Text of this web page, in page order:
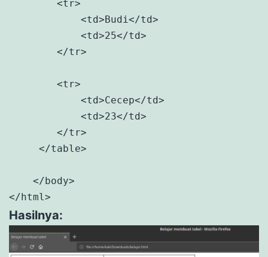
        <tr>
            <td>Budi</td>
            <td>25</td>
        </tr>
        <tr>
            <td>Cecep</td>
            <td>23</td>
        </tr>
     </table>
    </body>
</html>
Hasilnya: